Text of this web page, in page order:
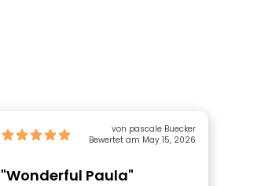
von pascale Buecker
Bewertet am May 15, 2026
"Wonderful Paula"